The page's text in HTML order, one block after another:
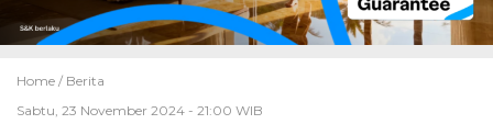
Home / Berita
Sabtu, 23 November 2024 - 21:00 WIB